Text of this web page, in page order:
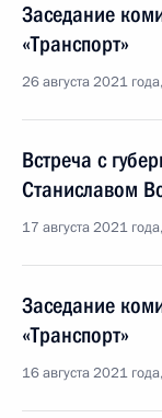
Заседание
«Транспорт»
26 августа 2021
Встреча с
Станиславом
17 августа 2021
Заседание
«Транспорт»
16 августа 2021